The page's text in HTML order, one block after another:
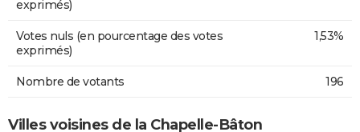
exprimés)
Votes nuls (en pourcentage des votes
exprimés)
1,53%
Nombre de votants 196
Villes voisines de la Chapelle-Bâton